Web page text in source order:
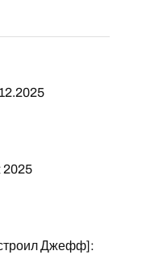
2025
Джефф]: